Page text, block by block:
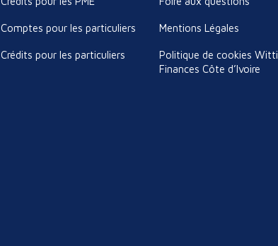
Comptes pour les particuliers
Crédits pour les particuliers
Mentions Légales
Politique de cookies Witti
Finances Côte d’Ivoire